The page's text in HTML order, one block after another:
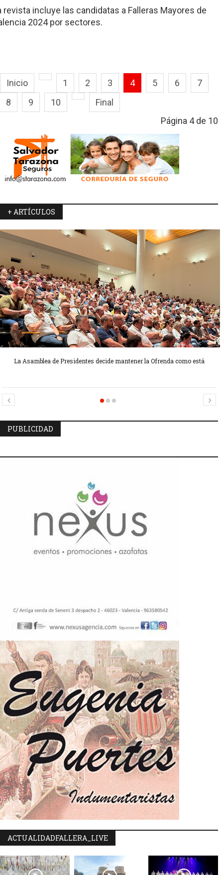
revista incluye las candidatas a Falleras Mayores de
2024 por sectores.
Inicio 1 2 3 4 5 6
7
8
9 10
Final
Página 4 de 10
+ ARTÍCULOS
La Asamblea de Presidentes decide mantener la Ofrenda como está
Candidatas Preseleccionadas por el sector Olivereta
Candidatas Preseleccionadas por el sector Sector La Seu-La Xerea-El
Mercat
PUBLICIDAD
ACTUALIDADFALLERA_LIVE